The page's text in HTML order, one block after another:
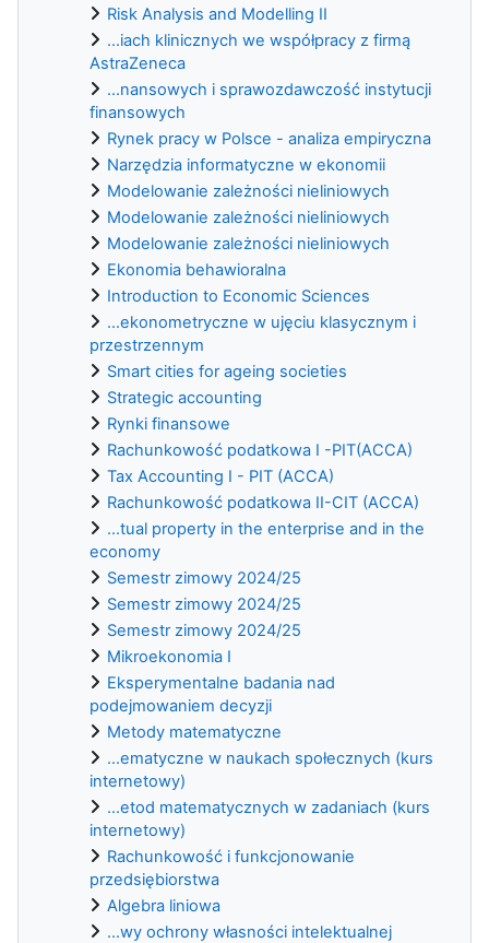
Risk Analysis and Modelling II
...iach klinicznych we współpracy z firmą
AstraZeneca
...nansowych i sprawozdawczość instytucji
finansowych
Rynek pracy w Polsce - analiza empiryczna
Narzędzia informatyczne w ekonomii
Modelowanie zależności nieliniowych
Modelowanie zależności nieliniowych
Modelowanie zależności nieliniowych
Ekonomia behawioralna
Introduction to Economic Sciences
...ekonometryczne w ujęciu klasycznym i
przestrzennym
Smart cities for ageing societies
Strategic accounting
Rynki finansowe
Rachunkowość podatkowa I -PIT(ACCA)
Tax Accounting I - PIT (ACCA)
Rachunkowość podatkowa II-CIT (ACCA)
...tual property in the enterprise and in the
economy
Semestr zimowy 2024/25
Semestr zimowy 2024/25
Semestr zimowy 2024/25
Mikroekonomia I
Eksperymentalne badania nad
podejmowaniem decyzji
Metody matematyczne
...ematyczne w naukach społecznych (kurs
internetowy)
...etod matematycznych w zadaniach (kurs
internetowy)
Rachunkowość i funkcjonowanie
przedsiębiorstwa
Algebra liniowa
...wy ochrony własności intelektualnej